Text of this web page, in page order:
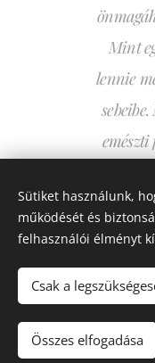
Mint
lennie
emészti
©
Az oldalt a
Sütiket használunk,
működését és
felhasználói élményt
Csak a
Összes elfogadása